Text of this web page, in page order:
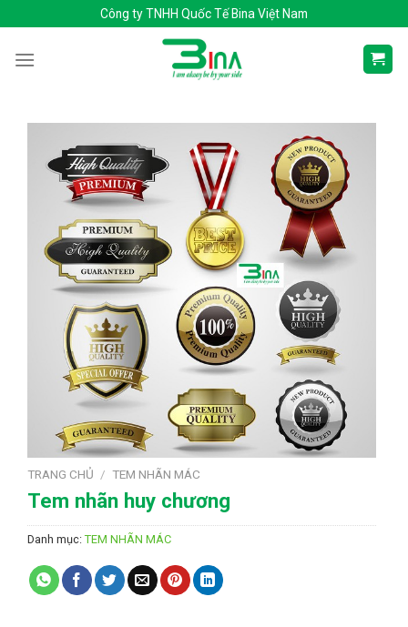
to
content
Công ty TNHH Quốc Tế Bina Việt Nam
TRANG CHỦ / TEM NHÃN MÁC
Tem nhãn huy chương
Danh mục: TEM NHÃN MÁC